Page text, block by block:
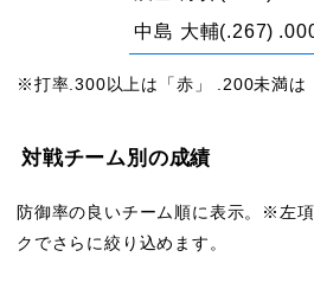
中島 大輔(.267)
※打率.300以上は「赤」 .200未満は
対戦チーム別の成績
防御率の良いチーム順に表示。※左
クでさらに絞り込めます。